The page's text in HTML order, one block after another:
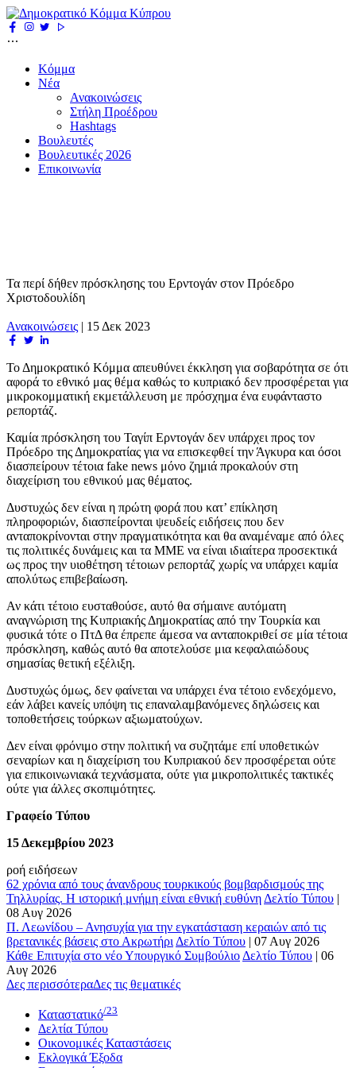
Κόμμα
Νέα
Ανακοινώσεις
Στήλη Προέδρου
Hashtags
Βουλευτές
Βουλευτικές 2026
Επικοινωνία
Τα περί δήθεν πρόσκλησης του Ερντογάν στον Πρόεδρο
Χριστοδουλίδη
Ανακοινώσεις | 15 Δεκ 2023
Το Δημοκρατικό Κόμμα απευθύνει έκκληση για σοβαρότητα σε ότι
αφορά το εθνικό μας θέμα καθώς το κυπριακό δεν προσφέρεται για
μικροκομματική εκμετάλλευση με πρόσχημα ένα ευφάνταστο
ρεπορτάζ.
Καμία πρόσκληση του Ταγίπ Ερντογάν δεν υπάρχει προς τον
Πρόεδρο της Δημοκρατίας για να επισκεφθεί την Άγκυρα και όσοι
διασπείρουν τέτοια fake news μόνο ζημιά προκαλούν στη
διαχείριση του εθνικού μας θέματος.
Δυστυχώς δεν είναι η πρώτη φορά που κατ’ επίκληση
πληροφοριών, διασπείρονται ψευδείς ειδήσεις που δεν
ανταποκρίνονται στην πραγματικότητα και θα αναμέναμε από όλες
τις πολιτικές δυνάμεις και τα ΜΜΕ να είναι ιδιαίτερα προσεκτικά
ως προς την υιοθέτηση τέτοιων ρεπορτάζ χωρίς να υπάρχει καμία
απολύτως επιβεβαίωση.
Αν κάτι τέτοιο ευσταθούσε, αυτό θα σήμαινε αυτόματη
αναγνώριση της Κυπριακής Δημοκρατίας από την Τουρκία και
φυσικά τότε ο ΠτΔ θα έπρεπε άμεσα να ανταποκριθεί σε μία τέτοια
πρόσκληση, καθώς αυτό θα αποτελούσε μια κεφαλαιώδους
σημασίας θετική εξέλιξη.
Δυστυχώς όμως, δεν φαίνεται να υπάρχει ένα τέτοιο ενδεχόμενο,
εάν λάβει κανείς υπόψη τις επαναλαμβανόμενες δηλώσεις και
τοποθετήσεις τούρκων αξιωματούχων.
Δεν είναι φρόνιμο στην πολιτική να συζητάμε επί υποθετικών
σεναρίων και η διαχείριση του Κυπριακού δεν προσφέρεται ούτε
για επικοινωνιακά τεχνάσματα, ούτε για μικροπολιτικές τακτικές
ούτε για άλλες σκοπιμότητες.
Γραφείο Τύπου
15 Δεκεμβρίου 2023
ροή ειδήσεων
62 χρόνια από τους άνανδρους τουρκικούς βομβαρδισμούς της
Τηλλυρίας. Η ιστορική μνήμη είναι εθνική ευθύνη Δελτίο Τύπου |
08 Αυγ 2026
Π. Λεωνίδου – Ανησυχία για την εγκατάσταση κεραιών από τις
βρετανικές βάσεις στο Ακρωτήρι Δελτίο Τύπου | 07 Αυγ 2026
Κάθε Επιτυχία στο νέο Υπουργικό Συμβούλιο Δελτίο Τύπου | 06
Αυγ 2026
Δες περισσότεραΔες τις θεματικές
Καταστατικό/23
Δελτία Τύπου
Οικονομικές Καταστάσεις
Εκλογικά Έξοδα